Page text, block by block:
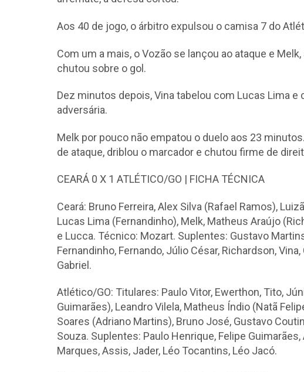
Aos 40 de jogo, o árbitro expulsou o camisa 7 do
Com um a mais, o Vozão se lançou ao ataque e
chutou sobre o gol.
Dez minutos depois, Vina tabelou com Lucas Lima e
adversária.
Melk por pouco não empatou o duelo aos 23
de ataque, driblou o marcador e chutou firme de
CEARÁ 0 X 1 ATLÉTICO/GO | FICHA TÉCNICA
Ceará: Bruno Ferreira, Alex Silva (Rafael Ramos),
Lucas Lima (Fernandinho), Melk, Matheus Araújo
e Lucca. Técnico: Mozart. Suplentes: Gustavo
Fernandinho, Fernando, Júlio César, Richardson,
Gabriel.
Atlético/GO: Titulares: Paulo Vitor, Ewerthon, Tito,
Guimarães), Leandro Vilela, Matheus Índio (Natã
Soares (Adriano Martins), Bruno José, Gustavo
Souza. Suplentes: Paulo Henrique, Felipe
Marques, Assis, Jader, Léo Tocantins, Léo Jacó.